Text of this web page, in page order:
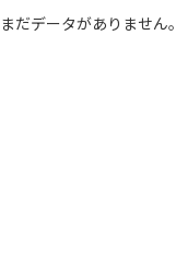
まだデータがありません。